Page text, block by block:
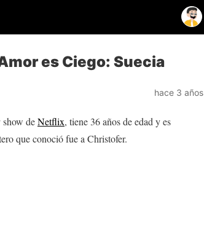
es Ciego: Suecia
hace 3 años
deNetflix, tiene 36 años de edad y es
que conoció fue a Christofer.